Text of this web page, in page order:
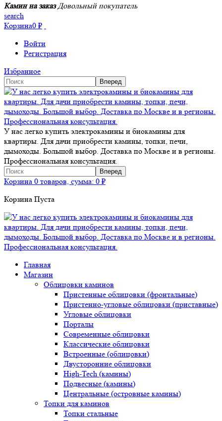
Камин на заказ Довольный покупатель
search
Корзина0 ₽
Войти
Регистрация
Избранное
У нас легко купить электрокамины и биокамины для
квартиры. Для дачи приобрести камины, топки, печи,
дымоходы. Большой выбор. Доставка по Москве и в регионы.
Профессиональная консультация.
Корзина 0 товаров, сумма: 0 ₽
Корзина Пуста
Главная
Магазин
Облицовки каминов
Пристенные облицовки (фронтальные)
Пристенно-угловые облицовки (приставные)
Угловые облицовки
Порталы
Современные облицовки
Классические облицовки
Встроенные (облицовки)
Двусторонние облицовки
High-Tech (камины)
Подвесные (камины)
Центральные (островные камины)
Топки для каминов
Топки стальные